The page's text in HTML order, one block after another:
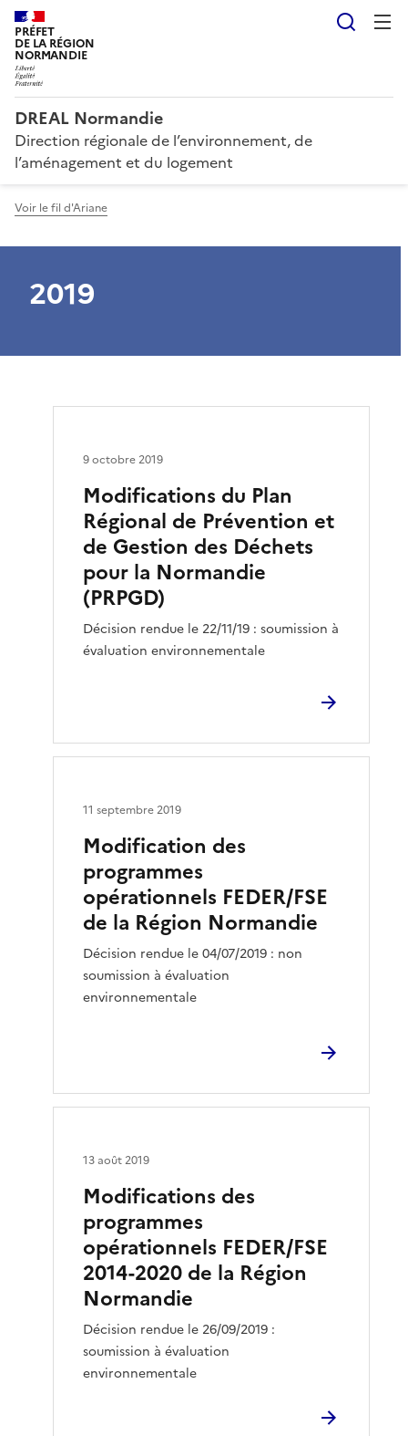
PRÉFET
DE LA RÉGION
NORMANDIE
DREAL Normandie
Direction régionale de l’environnement, de
l’aménagement et du logement
Voir le fil d'Ariane
2019
Modifications du Plan
Régional de Prévention et
de Gestion des Déchets
pour la Normandie
(PRPGD)
Décision rendue le 22/11/19 : soumission à
évaluation environnementale
9 octobre 2019
Modification des
programmes
opérationnels FEDER/FSE
de la Région Normandie
Décision rendue le 04/07/2019 : non
soumission à évaluation
environnementale
11 septembre 2019
Modifications des
programmes
opérationnels FEDER/FSE
2014-2020 de la Région
Normandie
Décision rendue le 26/09/2019 :
soumission à évaluation
environnementale
13 août 2019